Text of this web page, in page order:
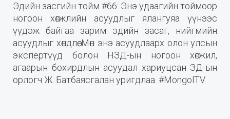
Эдийн засгийн тойм #66: Энэ удаагийн тоймоор
ногоон хөгжлийн асуудлыг ялангуяа үүнээс
үүдэж байгаа зарим эдийн засаг, нийгмийн
асуудлыг хөндлөө. Мөн энэ асуудлаарх олон улсын
экспертүүд болон НЗД-ын ногоон хөгжил,
агаарын бохирдлын асуудал хариуцсан ЗД-ын
орлогч Ж. Батбаясгалан уригдлаа. #MongolTV